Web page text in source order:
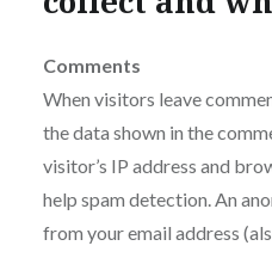
Comments
When visitors leave
the data shown in the
visitor’s IP address and
help spam detection. An
from your email address